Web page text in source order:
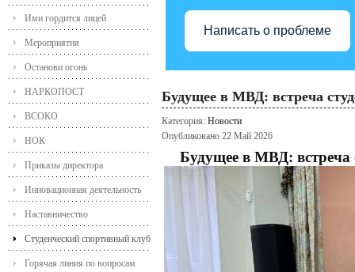
Ими гордится лицей
Мероприятия
Останови огонь
НАРКОПОСТ
ВСОКО
НОК
Приказы директора
Инновационная деятельность
Наставничество
Студенческий спортивный клуб
Горячая линия по вопросам
Написать о проблеме
Будущее в МВД: встреча
Категория: Новости
Опубликовано 22 Май 2026
Будущее в МВД: встреча